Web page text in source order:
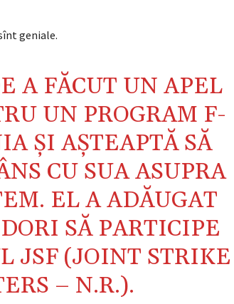
geniale.
A FĂCUT UN APEL
UN PROGRAM F-
ȘI AȘTEAPTĂ SĂ
CU SUA ASUPRA
EL A ADĂUGAT
SĂ PARTICIPE
JSF (JOINT STRIKE
– N.R.).